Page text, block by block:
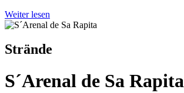
Weiter lesen
Strände
S´Arenal de Sa Rapita